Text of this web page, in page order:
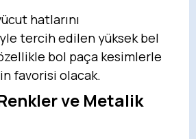
hatlarını
tercih edilen yüksek bel
bol paça kesimlerle
favorisi olacak.
ve Metalik